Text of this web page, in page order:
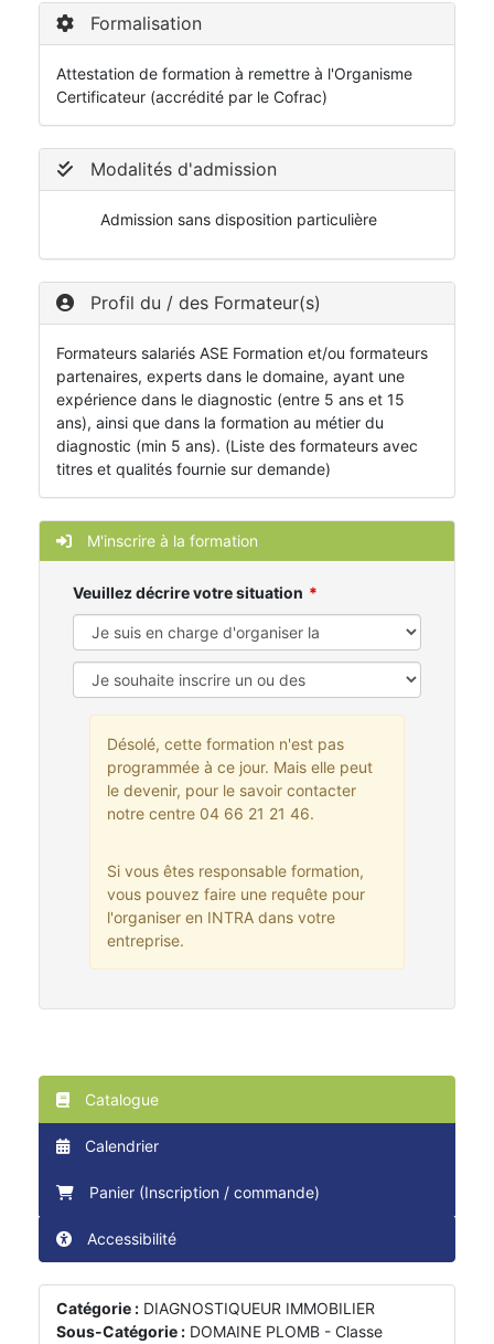
Formalisation
Attestation de formation à remettre à l'Organisme
Certificateur (accrédité par le Cofrac)
Modalités d'admission
Admission sans disposition particulière
Profil du / des Formateur(s)
Formateurs salariés ASE Formation et/ou formateurs
partenaires, experts dans le domaine, ayant une
expérience dans le diagnostic (entre 5 ans et 15
ans), ainsi que dans la formation au métier du
diagnostic (min 5 ans). (Liste des formateurs avec
titres et qualités fournie sur demande)
M'inscrire à la formation
Veuillez décrire votre situation
Désolé, cette formation n'est pas
programmée à ce jour. Mais elle peut
le devenir, pour le savoir contacter
notre centre 04 66 21 21 46.
Si vous êtes responsable formation,
vous pouvez faire une requête pour
l'organiser en INTRA dans votre
entreprise.
Catalogue
Calendrier
Panier (Inscription / commande)
Accessibilité
Catégorie : DIAGNOSTIQUEUR IMMOBILIER
Sous-Catégorie : DOMAINE PLOMB - Classe